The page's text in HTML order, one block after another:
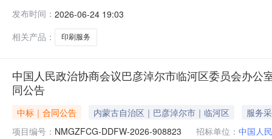
书编号：临政采计划[2026]01613采购方式：电子卖场（
发布时间： 2026-06-24 19:03
相关产品：
印刷服务
中国人民政治协商会议巴彦淖尔市临河区委员会办
同公告
中标｜合同公告 内蒙古自治区｜巴彦淖尔市｜临河区
服务
项目编号： NMGZFCG-DDFW-2026-908823 招标单位： 中国人